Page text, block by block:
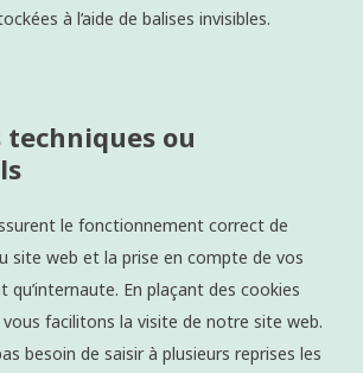
à l’aide de balises invisibles.
techniques ou
le fonctionnement correct de
site web et la prise en compte de vos
qu’internaute. En plaçant des cookies
facilitons la visite de notre site web.
besoin de saisir à plusieurs reprises les